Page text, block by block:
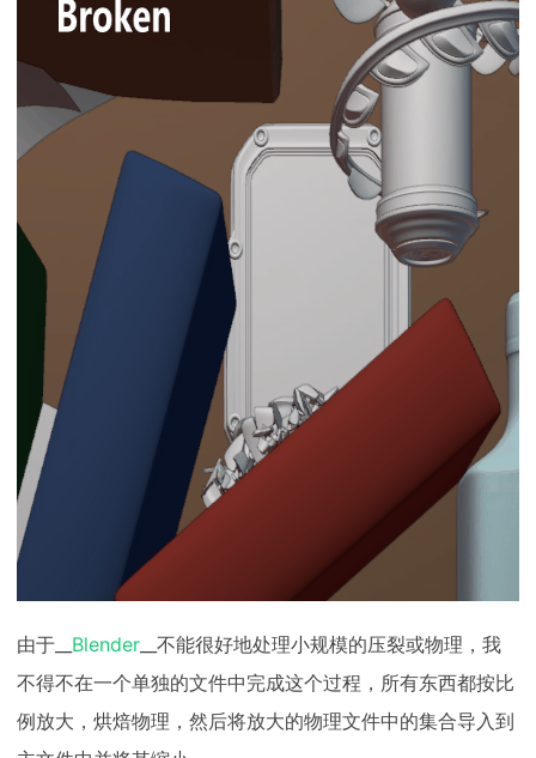
由于__ Blender __不能很好地处理小规模的压裂或物理，我
不得不在一个单独的文件中完成这个过程，所有东西都按比
例放大，烘焙物理，然后将放大的物理文件中的集合导入到